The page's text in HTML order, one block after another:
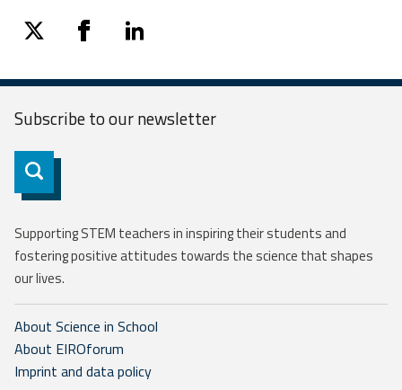
twitter facebooklinkedin
Subscribe to ournewsletter
Subscribe
Supporting STEM teachers in inspiring their students and
fostering positive attitudes towards the science that shapes
our lives.
About Science in School
About EIROforum
Imprint and data policy